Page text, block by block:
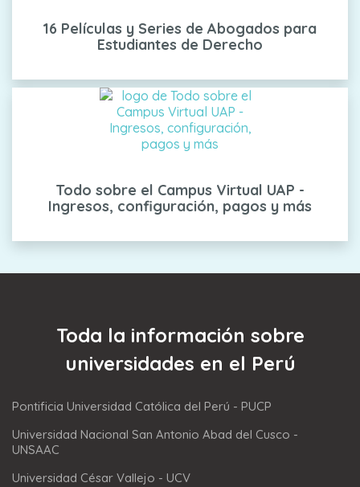
16 Películas y Series de Abogados para
Estudiantes de Derecho
Todo sobre el Campus Virtual UAP -
Ingresos, configuración, pagos y más
Toda la información sobre
universidades en el Perú
Pontificia Universidad Católica del Perú - PUCP
Universidad Nacional San Antonio Abad del Cusco -
UNSAAC
Universidad César Vallejo - UCV